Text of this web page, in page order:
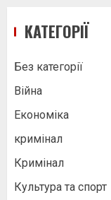
КАТЕГОРІЇ
Без категорії
Війна
Економіка
кримінал
Кримінал
Культура та спорт